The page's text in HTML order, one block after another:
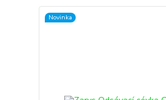
Novinka